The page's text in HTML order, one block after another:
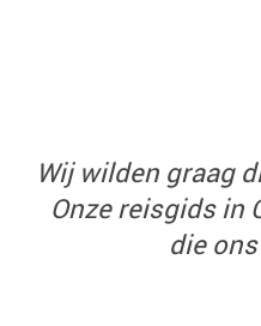
Wij wilden graag
Onze reisgids in
die
Aangezien ik
12 en 10jaar,
als
We maakten
rondreis in
op Bangkok